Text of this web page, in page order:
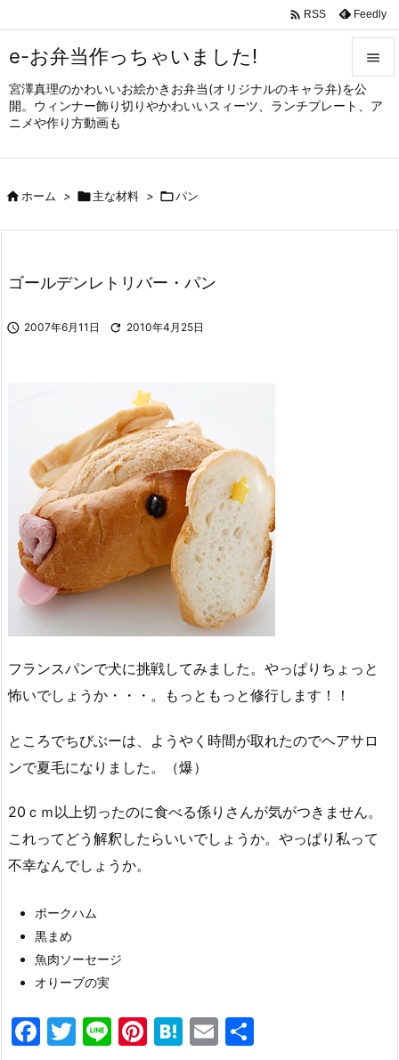
e-お弁当作っちゃいました!
宮澤真理のかわいいお絵かきお弁当(オリジナルのキャラ弁)を公
開。ウィンナー飾り切りやかわいいスィーツ、ランチプレート、ア
ニメや作り方動画も


メニュ
サイド

 RSS Feedly
ホーム > 主な材料 > パン
ゴールデンレトリバー・パン
 2007年6月11日  2010年4月25日
フランスパンで犬に挑戦してみました。やっぱりちょっと
怖いでしょうか・・・。もっともっと修行します！！
ところでちびぶーは、ようやく時間が取れたのでヘアサロ
ンで夏毛になりました。（爆）
20ｃｍ以上切ったのに食べる係りさんが気がつきません。
これってどう解釈したらいいでしょうか。やっぱり私って
不幸なんでしょうか。
ポークハム
黒まめ
魚肉ソーセージ
オりーブの実
F
T
Li Pi H
E